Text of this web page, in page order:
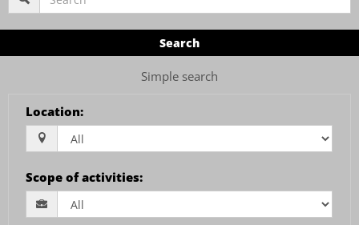
Search
Simple search
Location:
Scope of activities: